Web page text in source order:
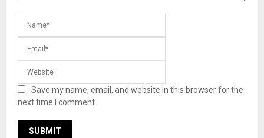
Save my name, email, and website in this browser for the
next time I comment.